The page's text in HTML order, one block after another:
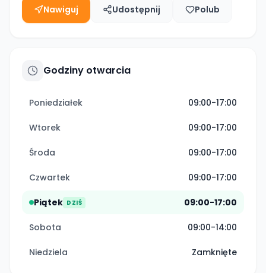
Nawiguj Udostępnij Polub
Godziny otwarcia
Poniedziałek 09:00-17:00
Wtorek 09:00-17:00
Środa 09:00-17:00
Czwartek 09:00-17:00
Piątek DZIŚ 09:00-17:00
Sobota 09:00-14:00
Niedziela Zamknięte